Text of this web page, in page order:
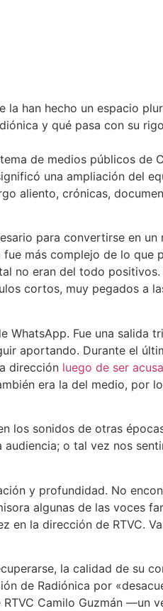
la han hecho un espacio
y qué pasa con su
de medios públicos de
una ampliación del
aliento, crónicas,
para convertirse en
más complejo de lo que
no eran del todo
cortos, muy pegados a
WhatsApp. Fue una salida
aportando. Durante el
dirección luego de ser
era la del medio, por
los sonidos de otras
o tal vez nos
y profundidad. No
algunas de las voces
en la dirección de RTVC.
la calidad de su
de Radiónica por
Camilo Guzmán —un